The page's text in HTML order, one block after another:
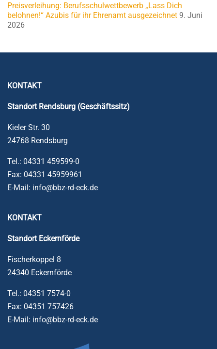
Preisverleihung: Berufsschulwettbewerb „Lass Dich
belohnen!“ Azubis für ihr Ehrenamt ausgezeichnet 9. Juni
2026
KONTAKT
Standort Rendsburg (Geschäftssitz)
Kieler Str. 30
24768 Rendsburg
Tel.: 04331 459599-0
Fax: 04331 45959961
E-Mail: info@bbz-rd-eck.de
KONTAKT
StandortEckernförde
Fischerkoppel 8
24340 Eckernförde
Tel.: 04351 7574-0
Fax: 04351 757426
E-Mail: info@bbz-rd-eck.de